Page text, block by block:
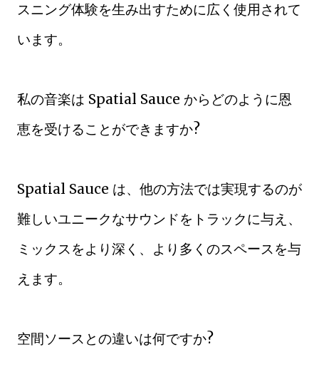
スニング体験を生み出すために広く使用されて
います。
私の音楽は Spatial Sauce からどのように恩
恵を受けることができますか?
Spatial Sauce は、他の方法では実現するのが
難しいユニークなサウンドをトラックに与え、
ミックスをより深く、より多くのスペースを与
えます。
空間ソースとの違いは何ですか?